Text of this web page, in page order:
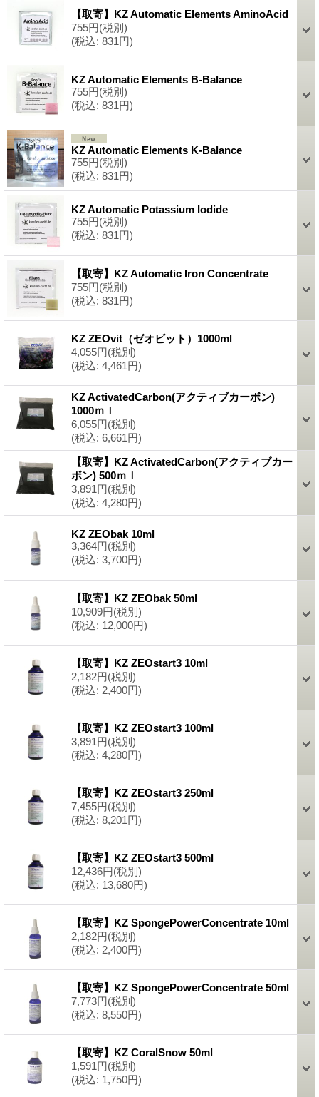
【取寄】KZ Automatic Elements AminoAcid
755円(税別)
(税込: 831円)
KZ Automatic Elements B-Balance
755円(税別)
(税込: 831円)
KZ Automatic Elements K-Balance
755円(税別)
(税込: 831円)
KZ Automatic Potassium Iodide
755円(税別)
(税込: 831円)
【取寄】KZ Automatic Iron Concentrate
755円(税別)
(税込: 831円)
KZ ZEOvit（ゼオビット）1000ml
4,055円(税別)
(税込: 4,461円)
KZ ActivatedCarbon(アクティブカーボン)
1000ｍｌ
6,055円(税別)
(税込: 6,661円)
【取寄】KZ ActivatedCarbon(アクティブカー
ボン) 500ｍｌ
3,891円(税別)
(税込: 4,280円)
KZ ZEObak 10ml
3,364円(税別)
(税込: 3,700円)
【取寄】KZ ZEObak 50ml
10,909円(税別)
(税込: 12,000円)
【取寄】KZ ZEOstart3 10ml
2,182円(税別)
(税込: 2,400円)
【取寄】KZ ZEOstart3 100ml
3,891円(税別)
(税込: 4,280円)
【取寄】KZ ZEOstart3 250ml
7,455円(税別)
(税込: 8,201円)
【取寄】KZ ZEOstart3 500ml
12,436円(税別)
(税込: 13,680円)
【取寄】KZ SpongePowerConcentrate 10ml
2,182円(税別)
(税込: 2,400円)
【取寄】KZ SpongePowerConcentrate 50ml
7,773円(税別)
(税込: 8,550円)
【取寄】KZ CoralSnow 50ml
1,591円(税別)
(税込: 1,750円)